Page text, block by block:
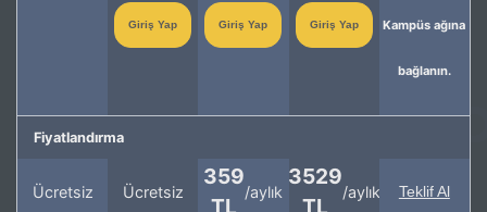
Giriş Yap Giriş Yap Giriş Yap Kampüs ağına
bağlanın.
Fiyatlandırma
Ücretsiz Ücretsiz
359
TL
/aylık
3529
TL
/aylık Teklif Al